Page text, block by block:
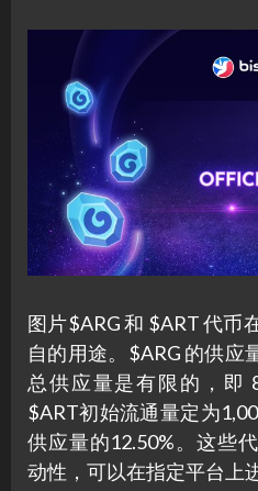
图片$ARG 和 $ART 代币
自的用途。$ARG 的供应
总供应量是有限的，即
$ART初始流通量定为
供应量的12.50%。这些
动性，可以在指定平台上